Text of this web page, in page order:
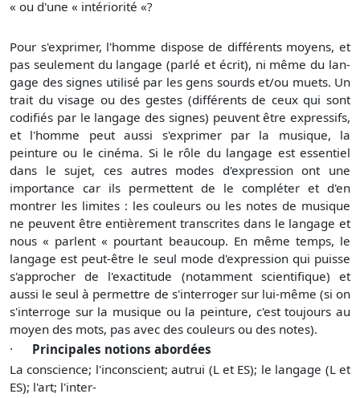
« ou d'une « intériorité «?
Pour s'exprimer, l'homme dispose de différents moyens, et
pas seulement du langage (parlé et écrit), ni même du lan­
gage des signes utilisé par les gens sourds et/ou muets. Un
trait du visage ou des gestes (différents de ceux qui sont
codifiés par le langage des signes) peuvent être expressifs,
et l'homme peut aussi s'exprimer par la musique, la
peinture ou le cinéma. Si le rôle du langage est essentiel
dans le sujet, ces autres modes d'expression ont une
importance car ils permettent de le compléter et d'en
montrer les limites : les couleurs ou les notes de musique
ne peuvent être entière­ment transcrites dans le langage et
nous « parlent « pour­tant beaucoup. En même temps, le
langage est peut-être le seul mode d'expression qui puisse
s'approcher de l'exacti­tude (notamment scientifique) et
aussi le seul à permettre de s'interroger sur lui-même (si on
s'interroge sur la musique ou la peinture, c'est toujours au
moyen des mots, pas avec des couleurs ou des notes).
·
Principales notions abordées
La conscience; l'inconscient; autrui (L et ES); le langage (L et
ES); l'art; l'inter‑